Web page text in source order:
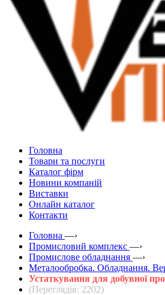
Головна
Товари та послуги
Каталог фірм
Новини компаній
Виставки
Онлайн каталог
Контакти
Головна —›
Промисловий комплекс —›
Промислове обладнання —›
Металообробка. Обладнання.
Устаткування для добувної
(Переглядів: 2202)